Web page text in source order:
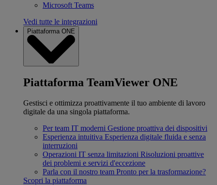
Microsoft Teams
Vedi tutte le integrazioni
Piattaforma ONE
Piattaforma TeamViewer ONE
Gestisci e ottimizza proattivamente il tuo ambiente di lavoro
digitale da una singola piattaforma.
Per team IT moderni Gestione proattiva dei dispositivi
Esperienza intuitiva Esperienza digitale fluida e senza
interruzioni
Operazioni IT senza limitazioni Risoluzioni proattive
dei problemi e servizi d'eccezione
Parla con il nostro team Pronto per la trasformazione?
Scopri la piattaforma